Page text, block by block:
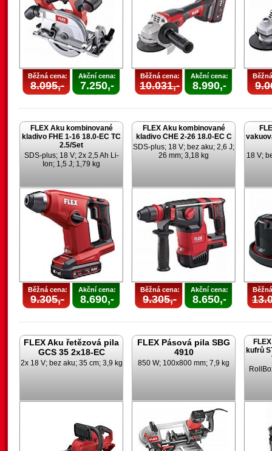
Běžná cena:
8.095,-
Akční cena:
7.250,-
Běžná cena:
10.031,-
Akční cena:
8.990,-
FLEX Aku kombinované
kladivo FHE 1-16 18.0-EC TC
2.5/Set
SDS-plus; 18 V; 2x 2,5 Ah Li-
Ion; 1,5 J; 1,79 kg
Běžná cena:
9.305,-
Akční cena:
8.690,-
FLEX Aku kombinované
kladivo CHE 2-26 18.0-EC C
SDS-plus; 18 V; bez aku; 2,6 J;
26 mm; 3,18 kg
Běžná cena:
9.305,-
Akční cena:
8.650,-
18 V;
FLEX Aku řetězová pila
GCS 35 2x18-EC
2x 18 V; bez aku; 35 cm; 3,9 kg
FLEX Pásová pila SBG
4910
850 W; 100x800 mm; 7,9 kg
kufrů